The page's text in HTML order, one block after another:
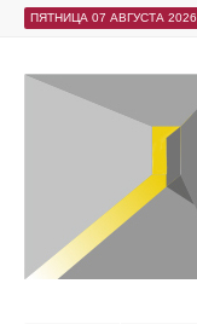
ПЯТНИЦА 07 АВГУСТА 2026